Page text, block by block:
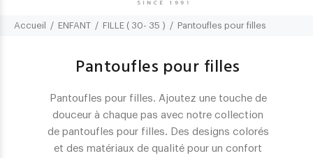
Accueil ENFANT FILLE ( 30- 35 ) Pantoufles pour filles
Pantoufles pour filles
Pantoufles pour filles. Ajoutez une touche de
douceur à chaque pas avec notre collection
de pantoufles pour filles. Des designs colorés
et des matériaux de qualité pour un confort